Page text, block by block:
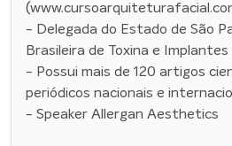
- Delegada do Estado de São
Brasileira de Toxina e Implantes
- Possui mais de 120 artigos
periódicos nacionais e
- Speaker Allergan Aesthetics